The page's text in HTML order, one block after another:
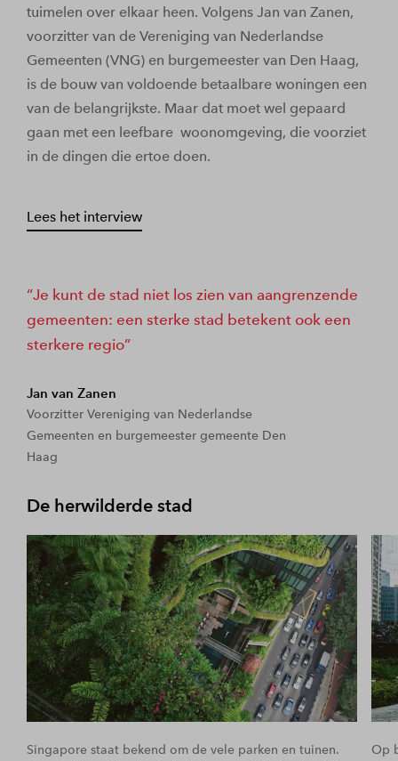
tuimelen over elkaar heen. Volgens Jan van Zanen,
voorzitter van de Vereniging van Nederlandse
Gemeenten (VNG) en burgemeester van Den Haag,
is de bouw van voldoende betaalbare woningen een
van de belangrijkste. Maar dat moet wel gepaard
gaan met een leefbare woonomgeving, die voorziet
in de dingen die ertoe doen.
Lees het interview
Je kunt de stad niet los zien van aangrenzende
gemeenten: een sterke stad betekent ook een
sterkere regio
Jan van Zanen
Voorzitter Vereniging van Nederlandse
Gemeenten en burgemeester gemeente Den
Haag
De herwilderde stad
Singapore staat bekend om de vele parken en tuinen.
Op